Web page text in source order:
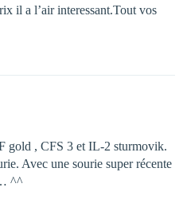
il a l’air interessant.Tout vos
gold , CFS 3 et IL-2 sturmovik.
Avec une sourie super récente
^^